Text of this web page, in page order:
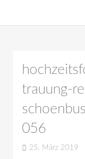
trauung-
056
25. März 2019